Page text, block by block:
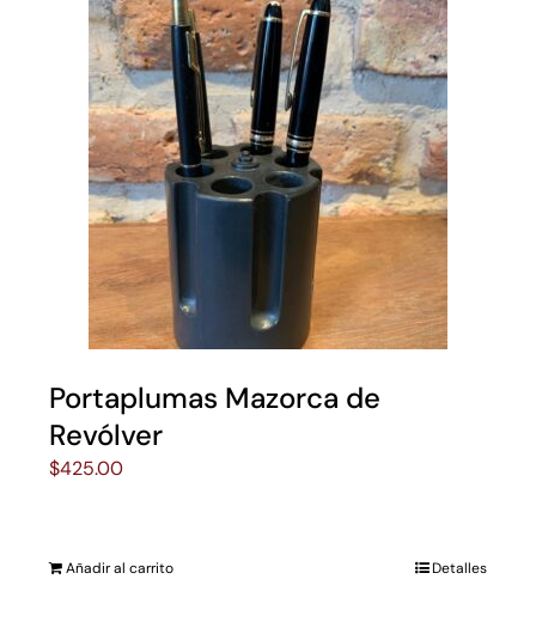
Portaplumas Mazorca de
Revólver
$425.00
Añadir al carrito Detalles